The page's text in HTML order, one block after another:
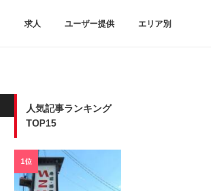
求人 ユーザー提供 エリア別
人気記事ランキング
TOP15
1位